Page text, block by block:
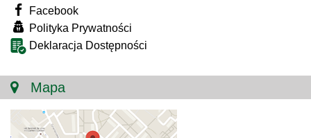
Facebook
Polityka Prywatności
Deklaracja Dostępności
Mapa